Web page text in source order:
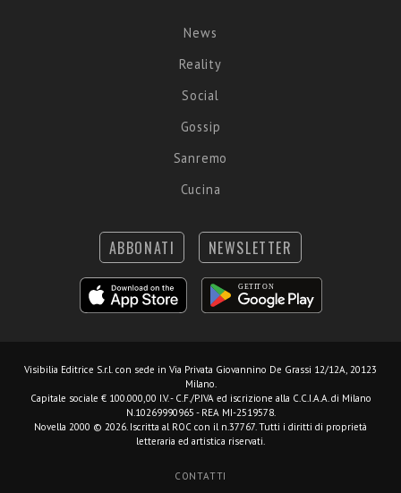
News
Reality
Social
Gossip
Sanremo
Cucina
ABBONATI NEWSLETTER
Visibilia Editrice S.r.l. con sede in Via Privata Giovannino De Grassi 12/12A, 20123
Milano.
Capitale sociale € 100.000,00 I.V. - C.F./P.IVA ed iscrizione alla C.C.I.A.A. di Milano
N.10269990965 - REA MI-2519578.
Novella 2000 © 2026. Iscritta al ROC con il n.37767. Tutti i diritti di proprietà
letteraria ed artistica riservati.
CONTATTI